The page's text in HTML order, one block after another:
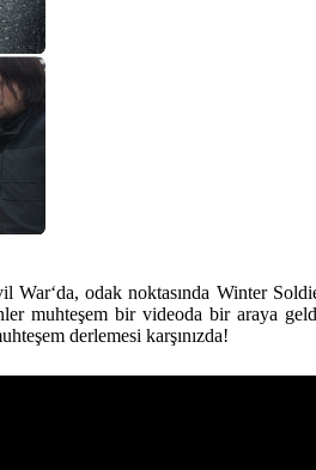
War‘da, odak noktasında Winter
muhteşem bir videoda bir araya
derlemesi karşınızda!